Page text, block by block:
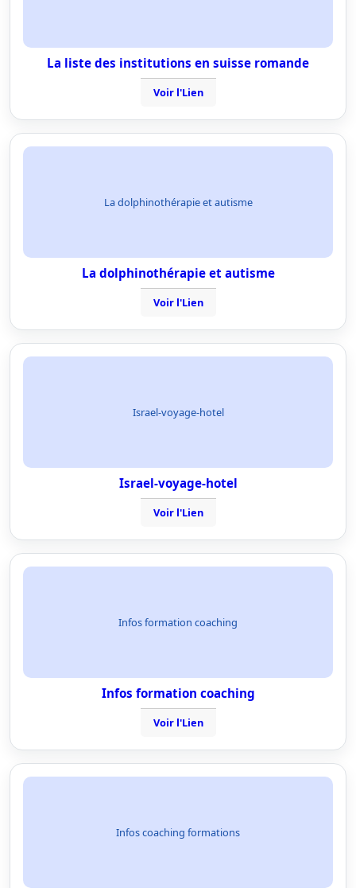
La liste des institutions en suisse romande
Voir l'Lien
La dolphinothérapie et autisme
La dolphinothérapie et autisme
Voir l'Lien
Israel-voyage-hotel
Israel-voyage-hotel
Voir l'Lien
Infos formation coaching
Infos formation coaching
Voir l'Lien
Infos coaching formations